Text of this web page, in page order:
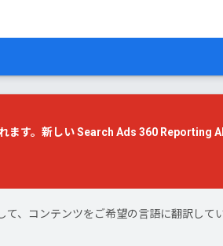
ます。 新しい Search Ads 360 Reporting
て、コンテンツをご希望の言語に翻訳して